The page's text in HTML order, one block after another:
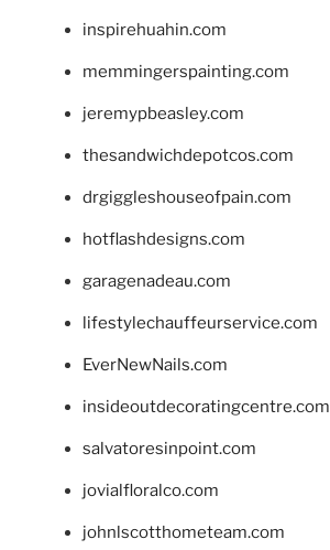
inspirehuahin.com
memmingerspainting.com
jeremypbeasley.com
thesandwichdepotcos.com
drgiggleshouseofpain.com
hotflashdesigns.com
garagenadeau.com
lifestylechauffeurservice.com
EverNewNails.com
insideoutdecoratingcentre.com
salvatoresinpoint.com
jovialfloralco.com
johnlscotthometeam.com